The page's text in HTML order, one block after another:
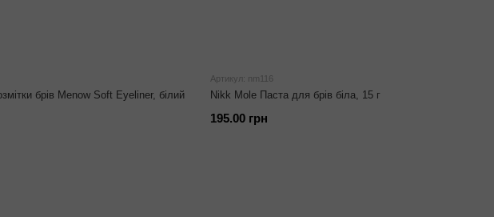
брів Menow Soft Eyeliner, білий
Артикул: nm116
Nikk Mole Паста для брів біла, 15 г
195.00 грн